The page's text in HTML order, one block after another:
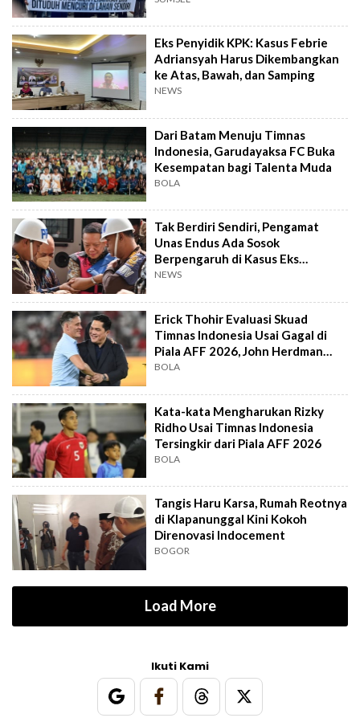
Eks Penyidik KPK: Kasus Febrie
Adriansyah Harus Dikembangkan
ke Atas, Bawah, dan Samping
NEWS
Dari Batam Menuju Timnas
Indonesia, Garudayaksa FC Buka
Kesempatan bagi Talenta Muda
BOLA
Tak Berdiri Sendiri, Pengamat
Unas Endus Ada Sosok
Berpengaruh di Kasus Eks
Jampidsus
NEWS
Erick Thohir Evaluasi Skuad
Timnas Indonesia Usai Gagal di
Piala AFF 2026, John Herdman
Out?
BOLA
Kata-kata Mengharukan Rizky
Ridho Usai Timnas Indonesia
Tersingkir dari Piala AFF 2026
BOLA
Tangis Haru Karsa, Rumah Reotnya
di Klapanunggal Kini Kokoh
Direnovasi Indocement
BOGOR
Load More
Ikuti Kami